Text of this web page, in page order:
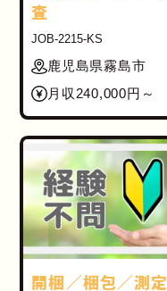
査
JOB-2215-KS
鹿児島県霧島市
月収240,000円～
開梱／梱包／測定